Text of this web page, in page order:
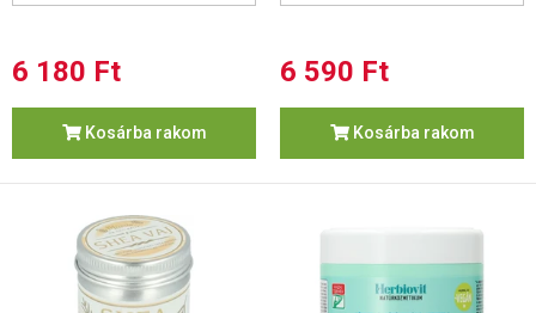
6 180 Ft
Kosárba rakom
6 590 Ft
Kosárba rakom